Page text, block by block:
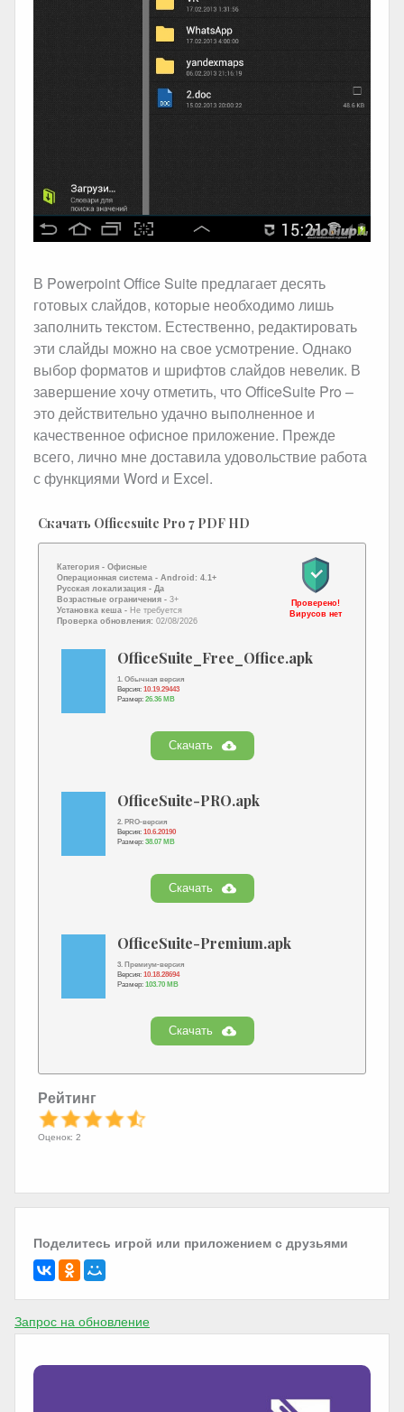
В Powerpoint Office Suite предлагает десять
готовых слайдов, которые необходимо лишь
заполнить текстом. Естественно, редактировать
эти слайды можно на свое усмотрение. Однако
выбор форматов и шрифтов слайдов невелик. В
завершение хочу отметить, что OfficeSuite Pro –
это действительно удачно выполненное и
качественное офисное приложение. Прежде
всего, лично мне доставила удовольствие работа
с функциями Word и Excel.
Скачать Officesuite Pro 7 PDF HD
Категория - Офисные
Операционная система - Android: 4.1+
Русская локализация - Да
Возрастные ограничения - 3+
Установка кеша - Не требуется
Проверка обновления: 02/08/2026
Проверено!
Вирусов нет
OfficeSuite_Free_Office.apk
1. Обычная версия
Версия: 10.19.29443
Размер: 26.36 MB
Скачать
OfficeSuite-PRO.apk
2. PRO-версия
Версия: 10.6.20190
Размер: 38.07 MB
Скачать
OfficeSuite-Premium.apk
3. Премиум-версия
Версия: 10.18.28694
Размер: 103.70 MB
Скачать
Рейтинг
Оценок: 2
Поделитесь игрой или приложением с друзьями
Запрос на обновление